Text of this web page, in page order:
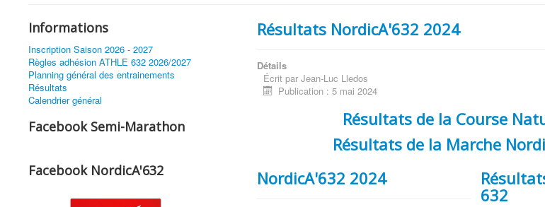
Informations
Inscription Saison 2026 - 2027
Règles adhésion ATHLE 632 2026/2027
Planning général des entrainements
Résultats
Calendrier général
Facebook Semi-Marathon
Facebook NordicA'632
Résultats NordicA'632 2024
Détails
Écrit par Jean-Luc Lledos
Publication : 5 mai 2024
Résultats de la Course
Résultats de la Marche
NordicA'632 2024
632